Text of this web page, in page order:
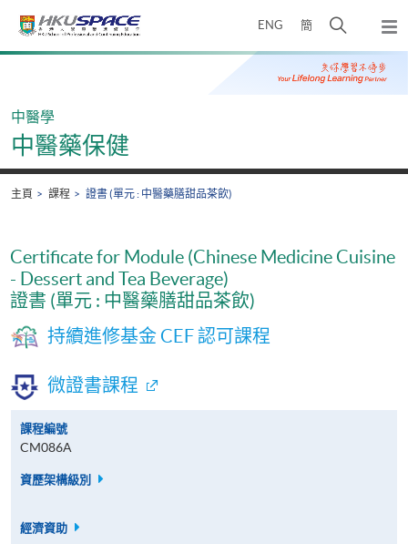
ENG 簡
開
搜
尋
彈
出
主
Main
中醫學
中醫藥保健
主頁 課程 證書 (單元 : 中醫藥膳甜品茶飲)
Certificate for Module (Chinese Medicine Cuisine
- Dessert and Tea Beverage)
證書 (單元 : 中醫藥膳甜品茶飲)
持續進修基金 CEF 認可課程
微證書課程
課程編號
CM086A
資歷架構級別
經濟資助